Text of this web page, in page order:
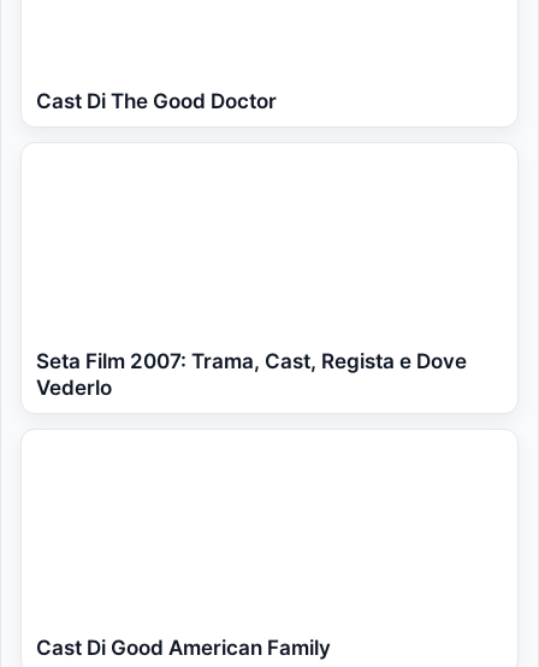
Cast Di The Good Doctor
Seta Film 2007: Trama, Cast, Regista e Dove
Vederlo
Cast Di Good American Family